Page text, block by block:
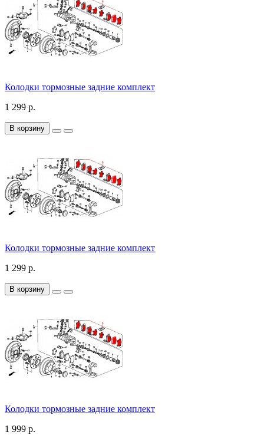
Колодки тормозные задние комплект
1 299 р.
В корзину
Колодки тормозные задние комплект
1 299 р.
В корзину
Колодки тормозные задние комплект
1 999 р.